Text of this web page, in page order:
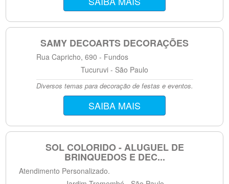
SAMY DECOARTS DECORAÇÕES
Rua Capricho, 690 - Fundos
Tucuruvi - São Paulo
Diversos temas para decoração de festas e eventos.
SAIBA MAIS
SOL COLORIDO - ALUGUEL DE
BRINQUEDOS E DEC...
Atendimento Personalizado.